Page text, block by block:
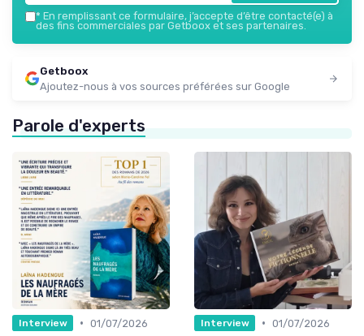
* En remplissant ce formulaire, j’accepte d’être contacté(e) à
des fins commerciales par Getboox et ses partenaires.
Getboox
Ajoutez-nous à vos sources préférées sur Google
Parole d'experts
Interview • 01/07/2026
Interview • 01/07/2026